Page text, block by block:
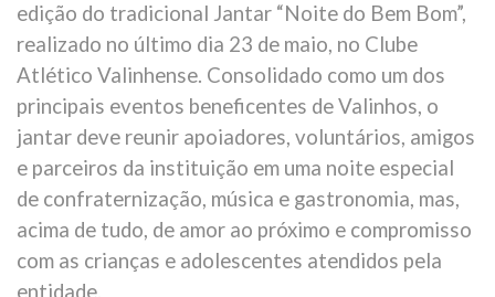
edição do tradicional Jantar “Noite do Bem Bom”,
realizado no último dia 23 de maio, no Clube
Atlético Valinhense. Consolidado como um dos
principais eventos beneficentes de Valinhos, o
jantar deve reunir apoiadores, voluntários, amigos
e parceiros da instituição em uma noite especial
de confraternização, música e gastronomia, mas,
acima de tudo, de amor ao próximo e compromisso
com as crianças e adolescentes atendidos pela
entidade.